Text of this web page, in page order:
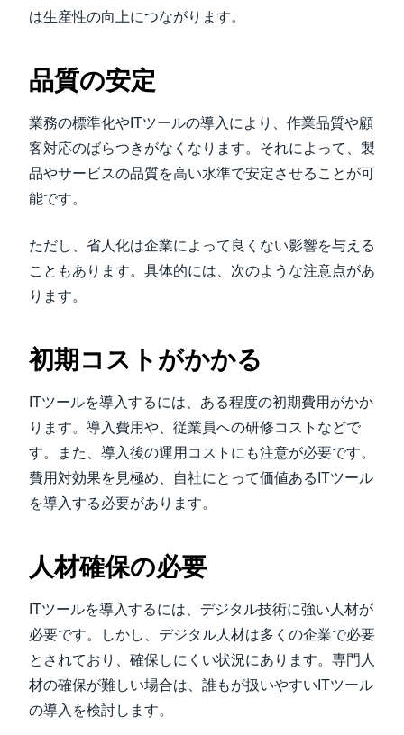
は生産性の向上につながります。
品質の安定
業務の標準化やITツールの導入により、作業品質や顧
客対応のばらつきがなくなります。それによって、製
品やサービスの品質を高い水準で安定させることが可
能です。
ただし、省人化は企業によって良くない影響を与える
こともあります。具体的には、次のような注意点があ
ります。
初期コストがかかる
ITツールを導入するには、ある程度の初期費用がかか
ります。導入費用や、従業員への研修コストなどで
す。また、導入後の運用コストにも注意が必要です。
費用対効果を見極め、自社にとって価値あるITツール
を導入する必要があります。
人材確保の必要
ITツールを導入するには、デジタル技術に強い人材が
必要です。しかし、デジタル人材は多くの企業で必要
とされており、確保しにくい状況にあります。専門人
材の確保が難しい場合は、誰もが扱いやすいITツール
の導入を検討します。